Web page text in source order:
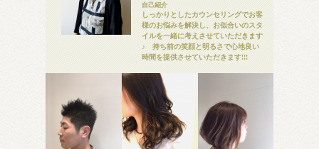
自己紹介
しっかりとしたカウンセリングでお客
様のお悩みを解決し、お似合いのスタ
イルを一緒に考えさせていただきます
♪ 持ち前の笑顔と明るさで心地良い
時間を提供させていただきます!!!